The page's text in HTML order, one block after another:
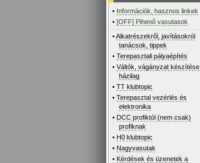
• Információk, hasznos linkek
•[OFF] Pihenő vasutasok
•Alkatrészekről, javításokról
tanácsok, tippek
•Terepasztali pályaépítés
•Váltók, vágányzat készítése
házilag
•TT klubtopic
•Terepasztal vezérlés és
elektronika
• DCC profiktól (nem csak)
profiknak
• H0 klubtopic
• Nagyvasutak
• Kérdések és üzenetek a